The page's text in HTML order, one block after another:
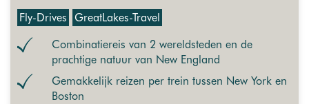
Fly-Drives GreatLakes-Travel
Combinatiereis van 2 wereldsteden en de
prachtige natuur van New England
Gemakkelijk reizen per trein tussen New York en
Boston